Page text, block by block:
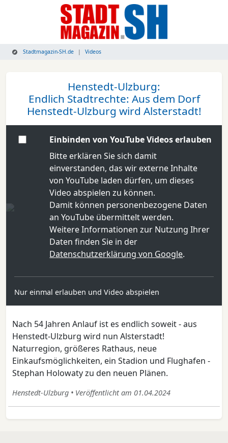
Stadtmagazin-SH.de Videos
Henstedt-Ulzburg:
Endlich Stadtrechte: Aus dem Dorf
Henstedt-Ulzburg wird Alsterstadt!
Einbinden von YouTube Videos erlauben
Bitte erklären Sie sich damit
einverstanden, das wir externe Inhalte
von YouTube laden dürfen, um dieses
Video abspielen zu können.
Damit können personenbezogene Daten
an YouTube übermittelt werden.
Weitere Informationen zur Nutzung Ihrer
Daten finden Sie in der
Datenschutzerklärung von Google.
Nur einmal erlauben und Video abspielen
Nach 54 Jahren Anlauf ist es endlich soweit - aus
Henstedt-Ulzburg wird nun Alsterstadt!
Naturregion, größeres Rathaus, neue
Einkaufsmöglichkeiten, ein Stadion und Flughafen -
Stephan Holowaty zu den neuen Plänen.
Henstedt-Ulzburg • Veröffentlicht am 01.04.2024